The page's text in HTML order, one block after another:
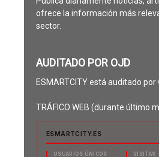
ofrece la información más
sector.
AUDITADO POR OJD
ESMARTCITY está auditado por
TRÁFICO WEB (durante último